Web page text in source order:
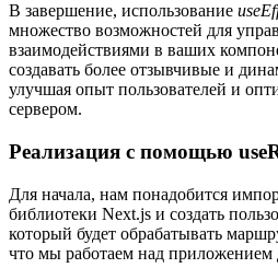
В завершение, использование
множество возможностей для
взаимодействиями в ваших
создавать более отзывчивые и
улучшая опыт пользователей и
сервером.
Реализация с помощью
Для начала, нам понадобится
библиотеки Next.js и создать
который будет обрабатывать
что мы работаем над приложением